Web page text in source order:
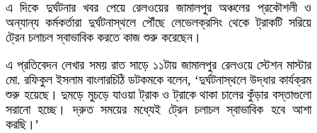
এ দিকে দুর্ঘটনার খবর পেয়ে রেলওয়ের জামালপুর অঞ্চলের প্রকৌশলী ও
অন্যান্য কর্মকর্তারা দুর্ঘটনাস্থলে পৌঁছে লেভেলক্রসিং থেকে ট্রাকটি সরিয়ে
ট্রেন চলাচল স্বাভাবিক করতে কাজ শুরু করেছেন।
এ প্রতিবেদন লেখার সময় রাত সাড়ে ১১টায় জামালপুর রেলওয়ে স্টেশন মাস্টার
মো. রফিকুল ইসলাম বাংলারচিঠি ডটকমকে বলেন, ‘দুর্ঘটনাস্থলে উদ্ধার কার্যক্রম
শুরু হয়েছে। দুমড়ে মুচড়ে যাওয়া ট্রাক ও ট্রাকে থাকা চালের কুঁড়ার বস্তাগুলো
সরানো হচ্ছে। দ্রুত সময়ের মধ্যেই ট্রেন চলাচল স্বাভাবিক হবে আশা
করছি।’